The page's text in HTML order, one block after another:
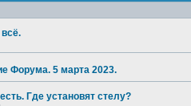
Форума. 5 марта 2023.
Где установят стелу?